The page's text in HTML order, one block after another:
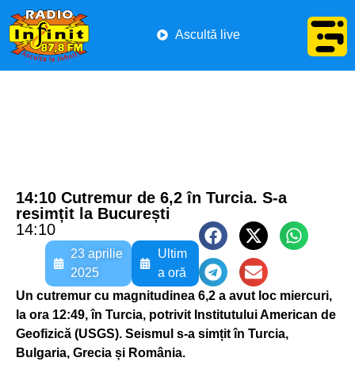
Ascultă live
14:10 Cutremur de 6,2 în Turcia. S-a
resimțit la București
14:10
23 aprilie
2025
Ultim
a oră
Un cutremur cu magnitudinea 6,2 a avut loc miercuri,
la ora 12:49, în Turcia, potrivit Institutului American de
Geofizică (USGS). Seismul s-a simțit în Turcia,
Bulgaria, Grecia și România.